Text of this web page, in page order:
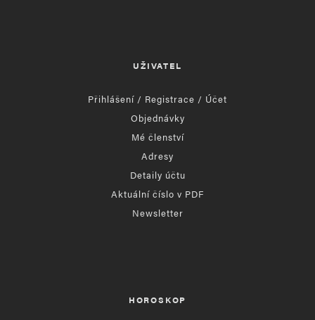
UŽIVATEL
Přihlášení / Registrace / Účet
Objednávky
Mé členství
Adresy
Detaily účtu
Aktuální číslo v PDF
Newsletter
HOROSKOP